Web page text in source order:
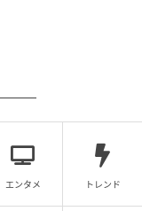
エンタメ トレンド